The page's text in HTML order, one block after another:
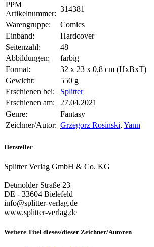
PPM
Artikelnummer:
314381
Warengruppe:
Comics
Einband:
Hardcover
Seitenzahl:
48
Abbildungen:
farbig
Format:
32 x 23 x 0,8 cm (HxBxT)
Gewicht:
550 g
Erschienen bei:
Splitter
Erschienen am:
27.04.2021
Genre:
Fantasy
Zeichner/Autor: Grzegorz Rosinski, Yann
Hersteller
Splitter Verlag GmbH & Co. KG
Detmolder Straße 23
DE - 33604 Bielefeld
info@splitter-verlag.de
www.splitter-verlag.de
Weitere Titel dieses/dieser Zeichner/Autoren